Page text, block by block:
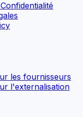
les fournisseurs
l'externalisation